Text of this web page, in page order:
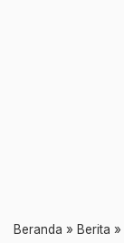
Beranda » Berita »